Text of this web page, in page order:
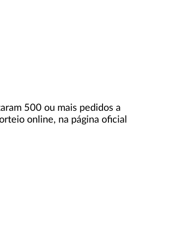
500 ou mais pedidos a
online, na página oficial